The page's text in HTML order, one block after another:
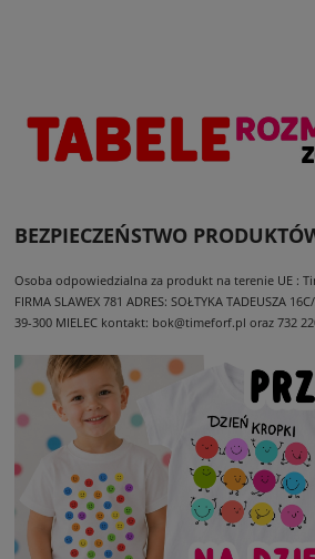
BEZPIECZEŃSTWO
Osoba odpowiedzialna za produkt na terenie UE :
FIRMA SLAWEX 781 ADRES: SOŁTYKA TADEUSZA
39-300 MIELEC kontakt: bok@timeforf.pl oraz 732